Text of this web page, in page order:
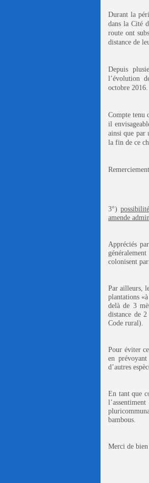
Durant la
dans la Cité
route ont
distance de
Depuis
l’évolution
octobre 2016.
Compte tenu
il
ainsi que par
la fin de ce
3°)
amende
Appréciés
colonisent
Par ailleurs,
plantations
delà de 3
distance de 2
Code rural).
Pour éviter
en
d’autres
En tant que
bambous.
Merci de